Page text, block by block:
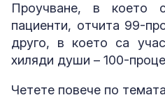
Проучване, в което
пациенти, отчита 99-
друго, в което са
хиляди души – 100-
Четете повече по